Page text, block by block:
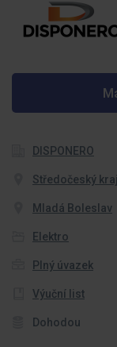
DISPONERO
Středočeský kraj
Mladá Boleslav
Elektro
Plný úvazek
Výuční list
Dohodou